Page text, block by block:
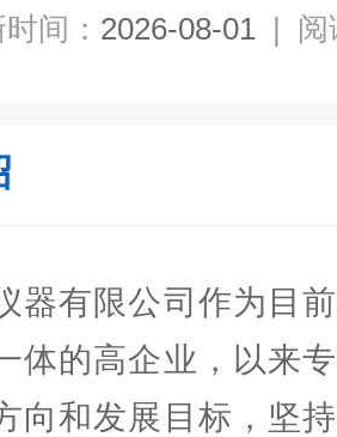
间： 2026-08-01 | 阅
器有限公司作为目
体的高企业，以来
向和发展目标，坚